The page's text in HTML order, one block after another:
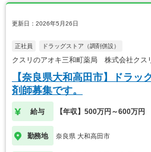
更新日：2026年5月26日
正社員 ドラッグストア（調剤併設）
クスリのアオキ三和町薬局 株式会社クス
【奈良県大和高田市】ドラッ
剤師募集です。
給与 【年収】500万円～600万円
勤務地 奈良県 大和高田市